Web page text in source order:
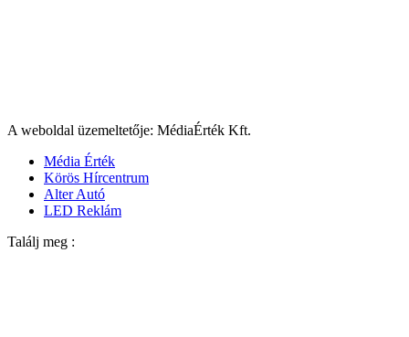
A weboldal üzemeltetője: MédiaÉrték Kft.
Média Érték
Körös Hírcentrum
Alter Autó
LED Reklám
Találj meg :